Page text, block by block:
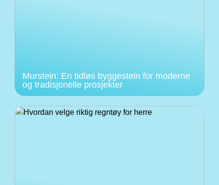
Murstein: En tidløs byggestein for moderne
og tradisjonelle prosjekter